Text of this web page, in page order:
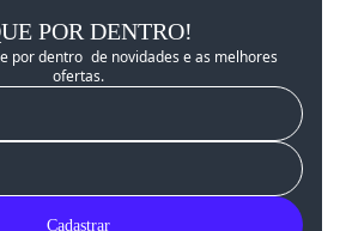
POR DENTRO!
por dentro de novidades e as melhores
ofertas.
Cadastrar